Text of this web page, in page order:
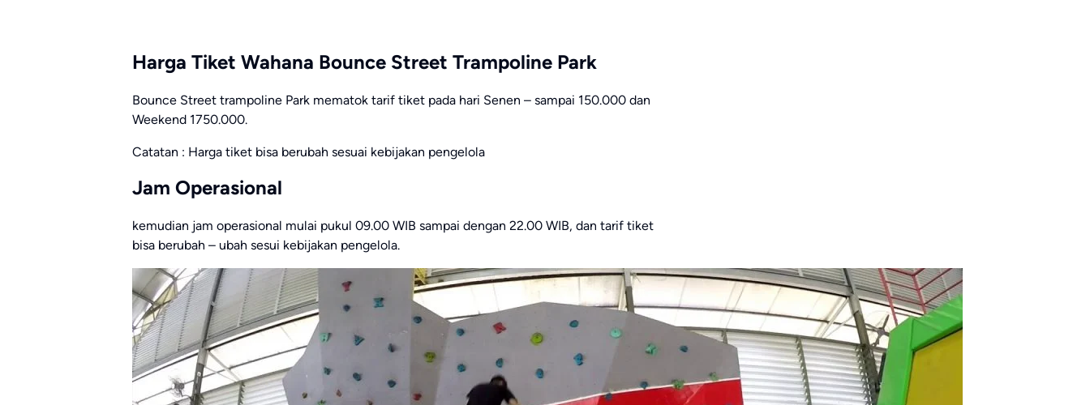
Harga Tiket Wahana Bounce Street Trampoline Park
Bounce Street trampoline Park mematok tarif tiket pada hari Senen – sampai 150.000 dan
Weekend 1750.000.
Catatan : Harga tiket bisa berubah sesuai kebijakan pengelola
Jam Operasional
kemudian jam operasional mulai pukul 09.00 WIB sampai dengan 22.00 WIB, dan tarif tiket
bisa berubah – ubah sesui kebijakan pengelola.